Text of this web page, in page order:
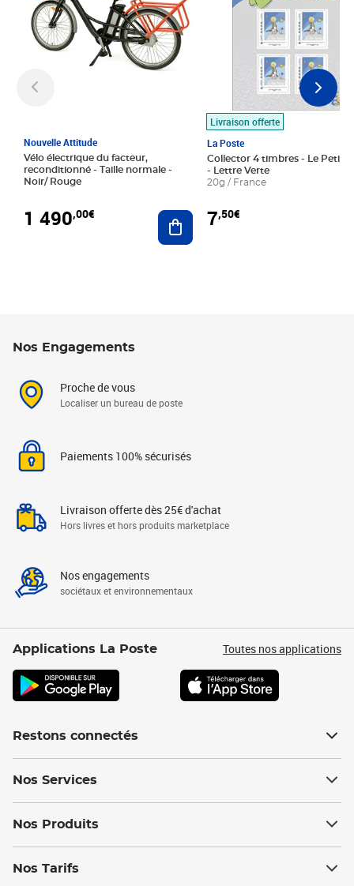
Nouvelle Attitude
Vélo électrique du facteur,
reconditionné - Taille normale -
Noir/ Rouge
1 490,00€ Ajouter au panier
Livraison offerte
La Poste
Collector 4 timbres - Le Petit
- Lettre Verte
20g / France
7,50€
Nos Engagements
Proche de vous
Localiser un bureau de poste
Paiements 100% sécurisés
Livraison offerte dès 25€ d'achat
Hors livres et hors produits marketplace
Nos engagements
sociétaux et environnementaux
Applications La Poste Toutes nos applications
Restons connectés
Nos Services
Nos Produits
Nos Tarifs